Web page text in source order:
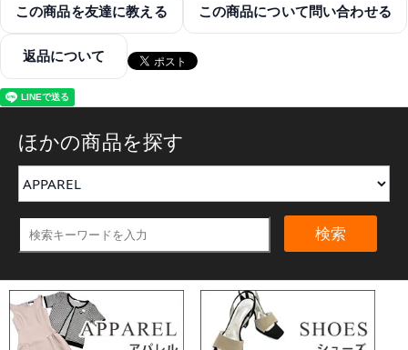
この商品を友達に教える この商品について問い合わせる
返品について
ほかの商品を探す
検索